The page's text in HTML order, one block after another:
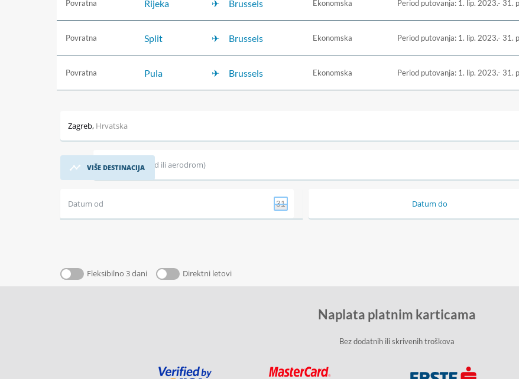
Povratna Rijeka Brussels Ekonomska Period putovanja: 1. lip. 2023.- 31.
Povratna Split Brussels Ekonomska Period putovanja: 1. lip. 2023.- 31.
Povratna Pula Brussels Ekonomska Period putovanja: 1. lip. 2023.- 31.
Zagreb, Hrvatska
Destinacija (grad ili aerodrom)
Datum od 31 Datum do
Fleksibilno 3 dani Direktni letovi
VIŠE DESTINACIJA
Naplata platnim karticama
Bez dodatnih ili skrivenih troškova